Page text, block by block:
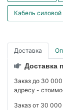
Кабель
Доставка
Доставка
Заказ до 30
адресу -
Заказ от 30